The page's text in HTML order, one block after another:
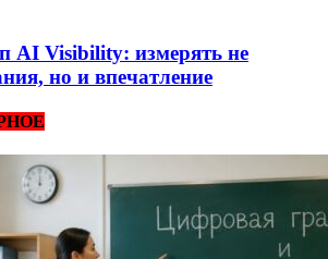
AI Visibility: измерять не
но и впечатление